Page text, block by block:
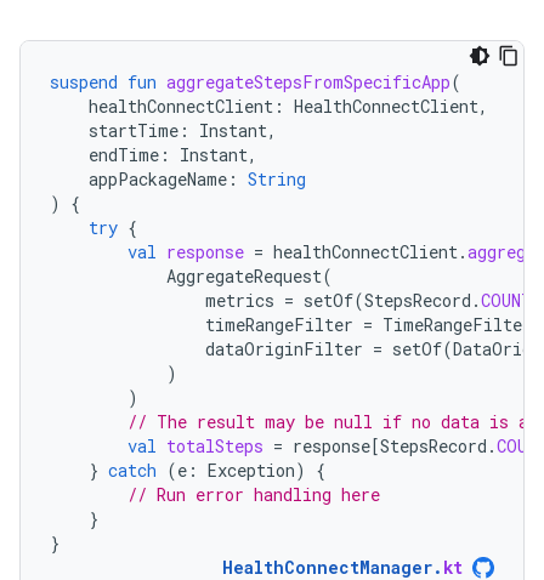
suspend fun aggregateStepsFromSpecificApp(
healthConnectClient : HealthConnectClient,
startTime : Instant,
endTime : Instant,
appPackageName : String
)
{
try {
val response = healthConnectClient.
AggregateRequest(
metrics = setOf(StepsRecord .
timeRangeFilter = TimeRangeFilter
dataOriginFilter = setOf(
)
)
// The result may be null if no data is
val totalSteps = response[StepsRecord .
} catch (e : Exception)
{
// Run error handling here
}
}
HealthConnectManager. kt